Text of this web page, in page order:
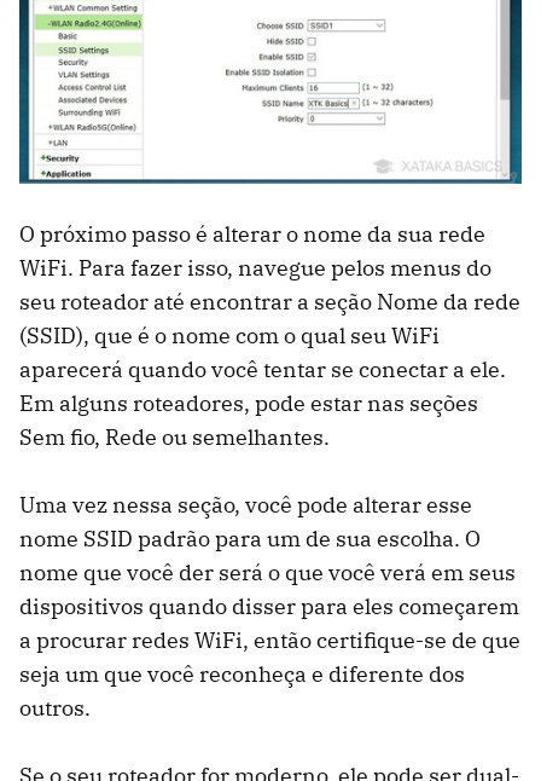
O próximo passo é alterar o nome da sua rede
WiFi. Para fazer isso, navegue pelos menus do
seu roteador até encontrar a seção Nome da rede
(SSID), que é o nome com o qual seu WiFi
aparecerá quando você tentar se conectar a ele.
Em alguns roteadores, pode estar nas seções
Sem fio, Rede ou semelhantes.
Uma vez nessa seção, você pode alterar esse
nome SSID padrão para um de sua escolha. O
nome que você der será o que você verá em seus
dispositivos quando disser para eles começarem
a procurar redes WiFi, então certifique-se de que
seja um que você reconheça e diferente dos
outros.